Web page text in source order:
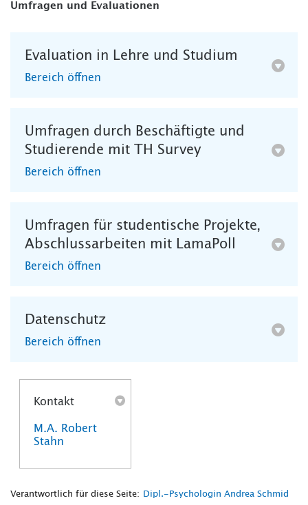
Umfragen und Evaluationen
Evaluation in Lehre und Studium
Bereich öffnen
Umfragen durch Beschäftigte und
Studierende mit TH Survey
Bereich öffnen
Umfragen für studentische Projekte,
Abschlussarbeiten mit LamaPoll
Bereich öffnen
Datenschutz
Bereich öffnen
Kontakt
M.A. Robert
Stahn
Verantwortlich für diese Seite: Dipl.-Psychologin Andrea Schmid